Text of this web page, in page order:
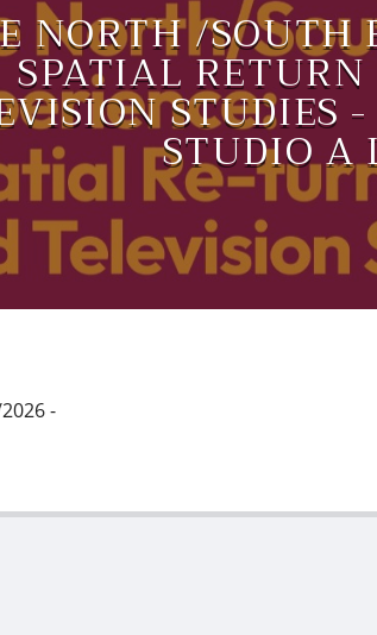
NORTH /SOUTH
SPATIAL
STUDIES
STUDIO A
-